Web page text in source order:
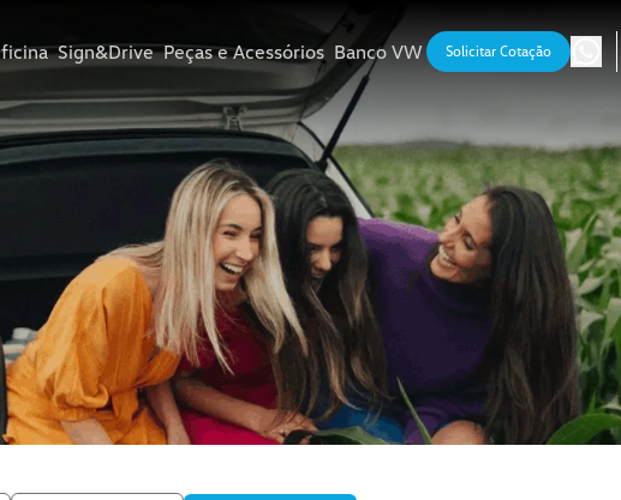
Sign&Drive Peças e Acessórios Banco VW Solicitar Cotação